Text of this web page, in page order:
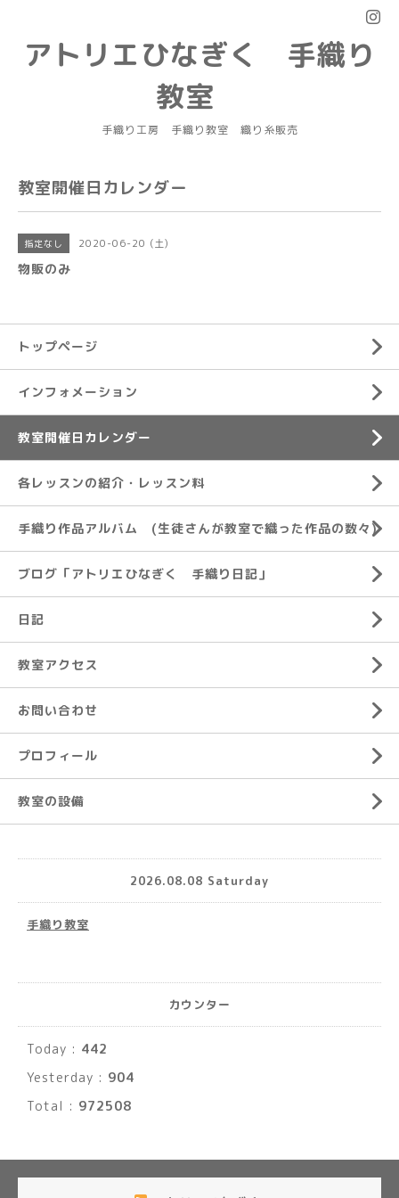
アトリエひなぎく 手織り
教室
手織り工房 手織り教室 織り糸販売
教室開催日カレンダー
指定なし 2020-06-20 (土)
物販のみ
トップページ
インフォメーション
教室開催日カレンダー
各レッスンの紹介・レッスン料
手織り作品アルバム (生徒さんが教室で織った作品の数々)
ブログ「アトリエひなぎく 手織り日記」
日記
教室アクセス
お問い合わせ
プロフィール
教室の設備
2026.08.08 Saturday
手織り教室
カウンター
Today : 442
Yesterday : 904
Total : 972508